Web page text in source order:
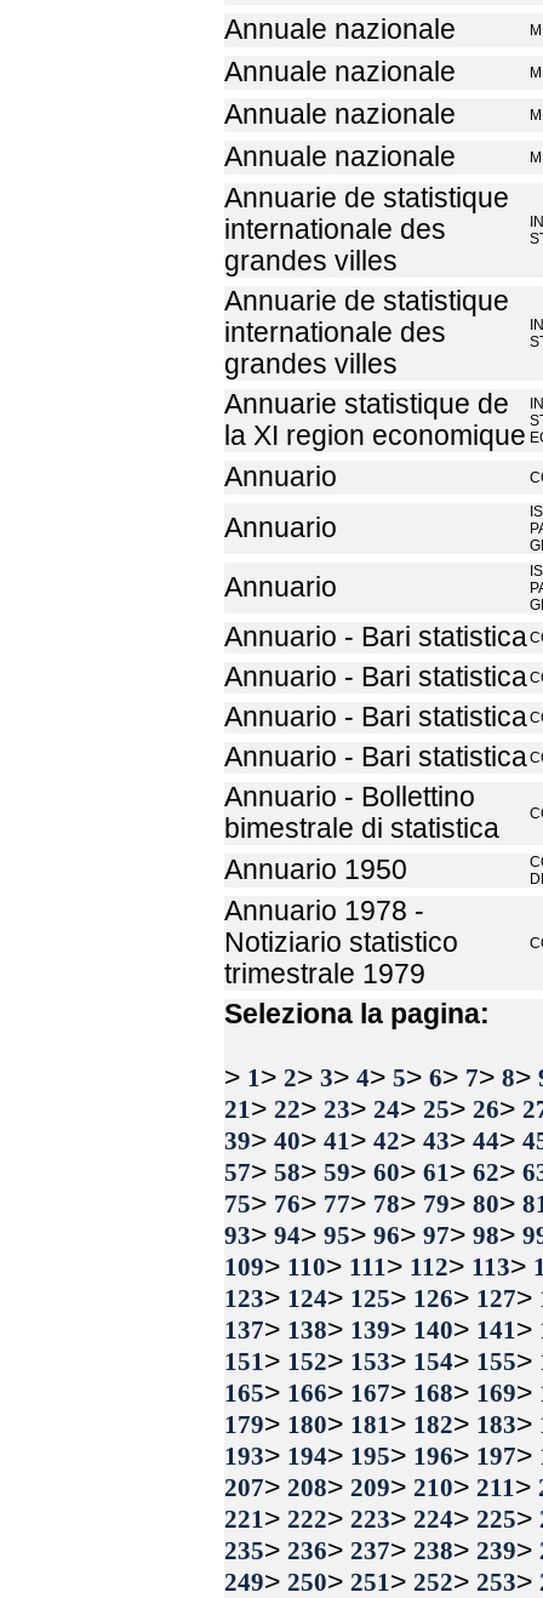
Annuale nazionale
Annuale nazionale
Annuale nazionale
Annuale nazionale
Annuarie de statistique
internationale des
grandes villes
Annuarie de statistique
internationale des
grandes villes
Annuarie statistique de
la XI region economique
Annuario
Annuario
Annuario
Annuario - Bari statistica
Annuario - Bari statistica
Annuario - Bari statistica
Annuario - Bari statistica
Annuario - Bollettino
bimestrale di statistica
Annuario 1950
Annuario 1978 -
Notiziario statistico
trimestrale 1979
Seleziona la pagina:
> 1 > 2> 3> 4> 5> 6> 7> 8>
21 > 22> 23> 24> 25> 26>
39> 40> 41 > 42> 43> 44>
57> 58> 59> 60> 61 > 62>
75> 76> 77> 78> 79> 80>
93> 94> 95> 96> 97> 98>
109> 110> 111 > 112> 113>
123> 124> 125> 126> 127>
137> 138> 139> 140> 141 >
151 > 152> 153> 154> 155>
165> 166> 167> 168> 169>
179> 180> 181 > 182> 183>
193> 194> 195> 196> 197>
207> 208> 209> 210> 211 >
221 > 222> 223> 224> 225>
235> 236> 237> 238> 239>
249> 250> 251 > 252> 253>